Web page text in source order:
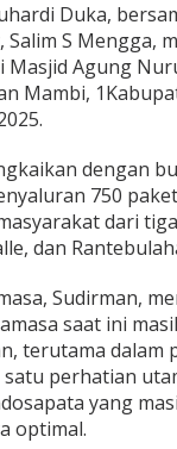
a
n
D
u
k
u
a
n
d
a
a
n
t
u
n
U
Duka,
S Mengga,
Masjid Agung
Mambi,
dengan
750
dari
dan
Sudirman,
saat ini
terutama dalam
satu perhatian
yang
optimal.